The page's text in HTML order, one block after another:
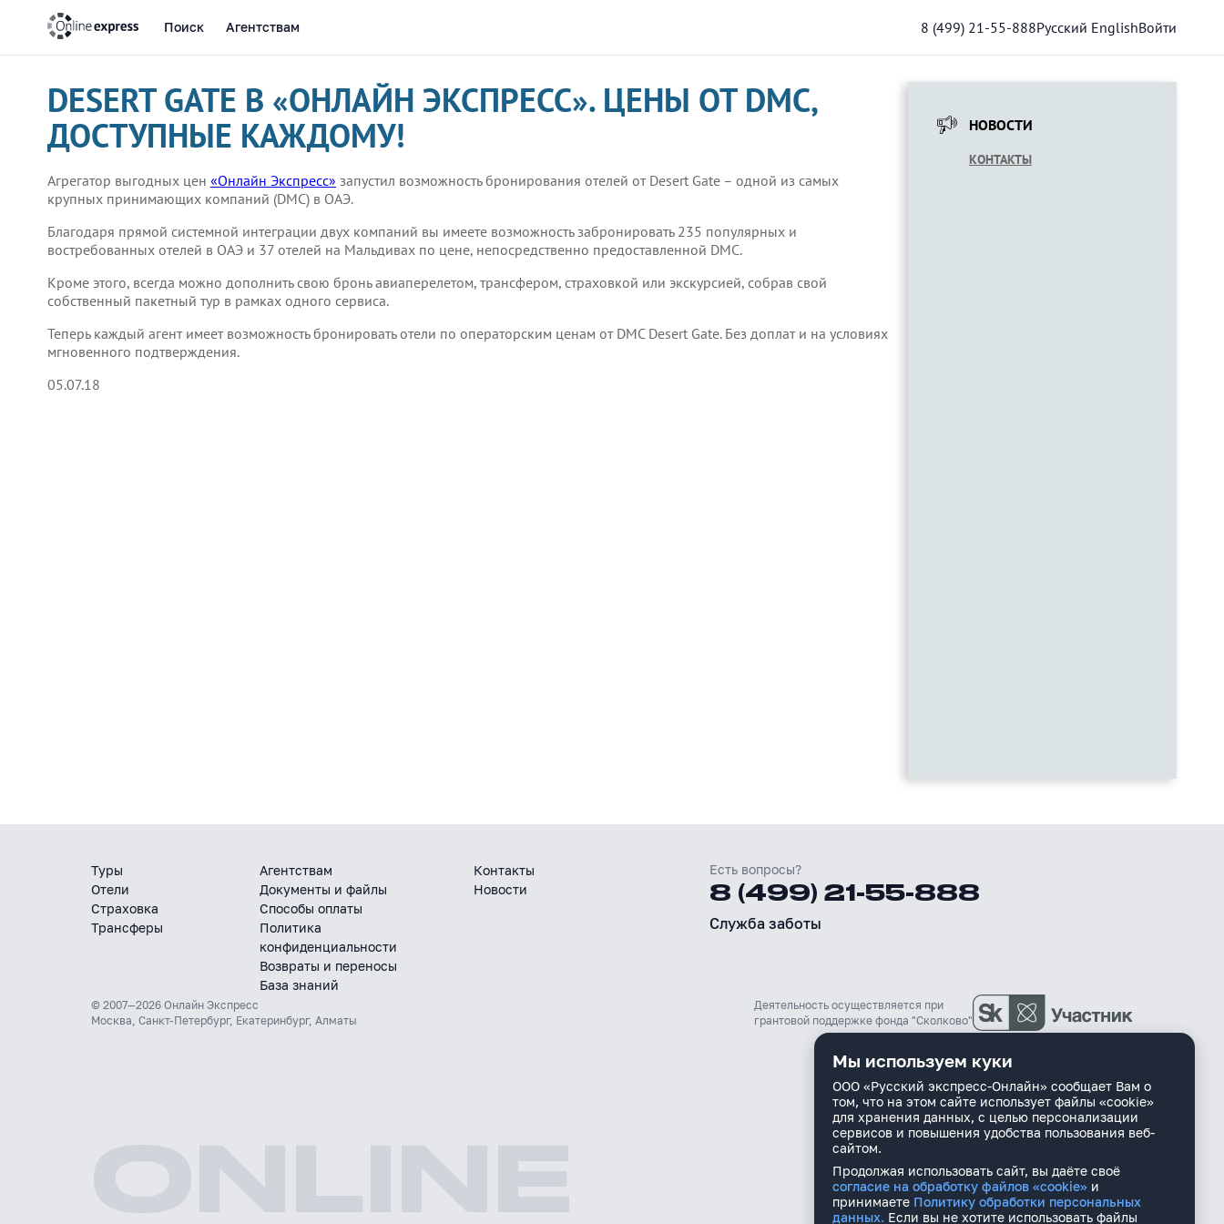
DESERT GATE В «ОНЛАЙН ЭКСПРЕСС». ЦЕНЫ ОТ DMC,
ДОСТУПНЫЕ КАЖДОМУ!
Агрегатор выгодных цен «Онлайн Экспресс» запустил возможность бронирования отелей от Desert Gate – одной из самых
крупных принимающих компаний (DMC) в ОАЭ.
Благодаря прямой системной интеграции двух компаний вы имеете возможность забронировать 235 популярных и
востребованных отелей в ОАЭ и 37 отелей на Мальдивах по цене, непосредственно предоставленной DMC.
Кроме этого, всегда можно дополнить свою бронь авиаперелетом, трансфером, страховкой или экскурсией, собрав свой
собственный пакетный тур в рамках одного сервиса.
Теперь каждый агент имеет возможность бронировать отели по операторским ценам от DMC Desert Gate. Без доплат и на условиях
мгновенного подтверждения.
05.07.18
НОВОСТИ
КОНТАКТЫ